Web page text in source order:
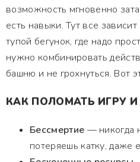
возможность мгновенно
есть навыки. Тут все
тупой бегунок, где надо
нужно комбинировать
башню и не грохнуться. Вот
КАК ПОЛОМАТЬ ИГРУ И
Бессмертие — никогда
потеряешь катку,